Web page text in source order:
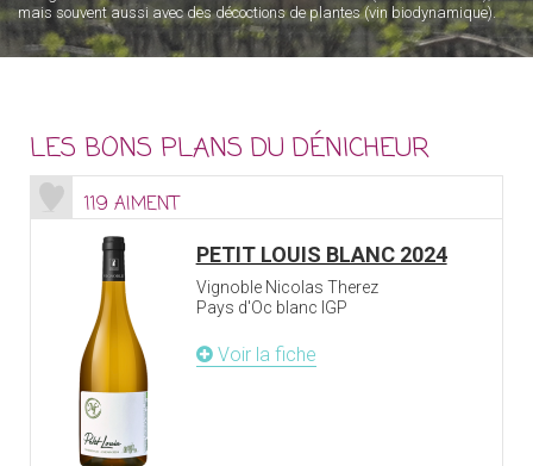
mais souvent aussi avec des décoctions de plantes (vin biodynamique).
LES BONS PLANS DU DÉNICHEUR
119 AIMENT
PETIT LOUIS BLANC 2024
Vignoble Nicolas Therez
Pays d'Oc blanc IGP
Voir la fiche